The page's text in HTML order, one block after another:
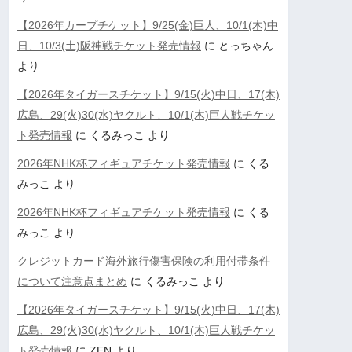
【2026年カープチケット】9/25(金)巨人、10/1(木)中
日、10/3(土)阪神戦チケット発売情報 に とっちゃん
より
【2026年タイガースチケット】9/15(火)中日、17(木)
広島、29(火)30(水)ヤクルト、10/1(木)巨人戦チケッ
ト発売情報 に くるみっこ より
2026年NHK杯フィギュアチケット発売情報 に くる
みっこ より
2026年NHK杯フィギュアチケット発売情報 に くる
みっこ より
クレジットカード海外旅行傷害保険の利用付帯条件
について注意点まとめ に くるみっこ より
【2026年タイガースチケット】9/15(火)中日、17(木)
広島、29(火)30(水)ヤクルト、10/1(木)巨人戦チケッ